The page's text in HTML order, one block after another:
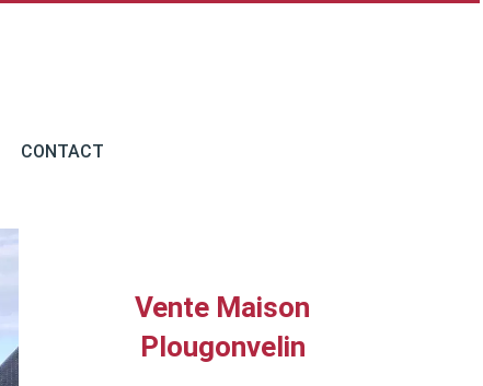
CONTACT
Vente Maison
Plougonvelin